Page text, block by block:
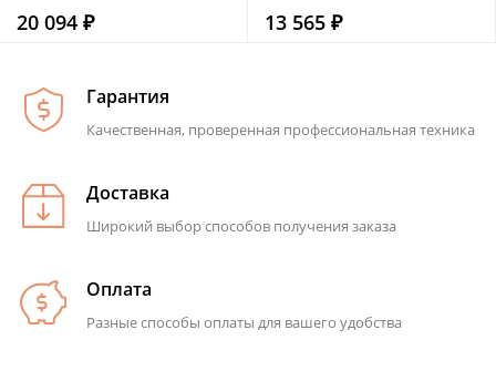
20 094 ₽ 13 565 ₽
Гарантия
Качественная, проверенная профессиональная техника
Доставка
Широкий выбор способов получения заказа
Оплата
Разные способы оплаты для вашего удобства